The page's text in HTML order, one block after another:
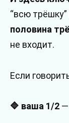
“всю
половина
не входит.
Если
🔷 ваша 1/2 —